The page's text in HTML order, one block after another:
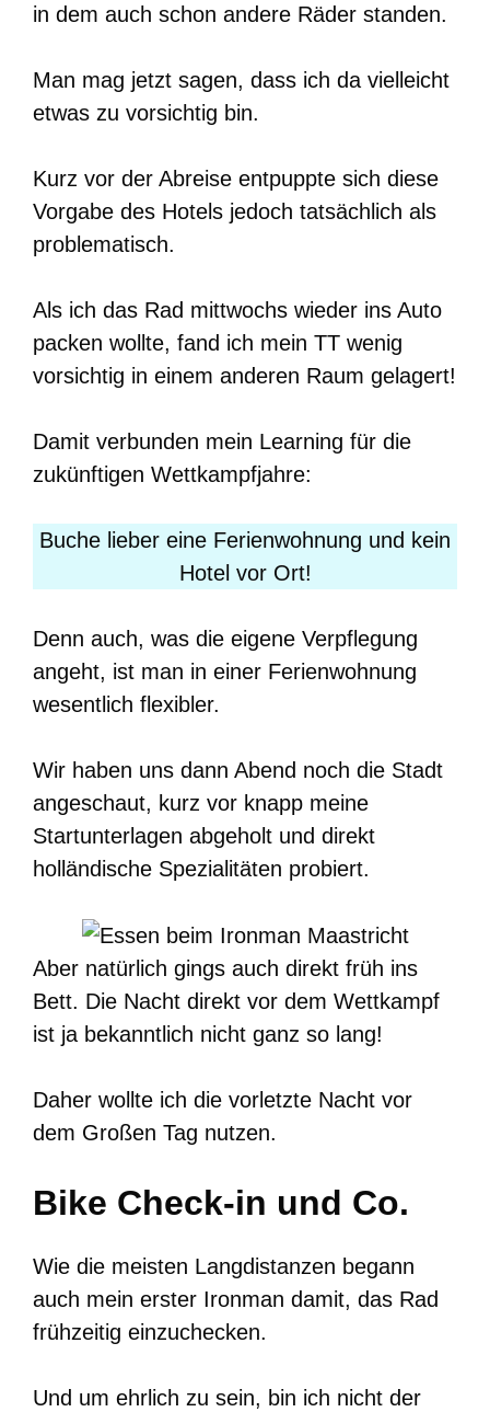
in dem auch schon andere Räder standen.
Man mag jetzt sagen, dass ich da vielleicht
etwas zu vorsichtig bin.
Kurz vor der Abreise entpuppte sich diese
Vorgabe des Hotels jedoch tatsächlich als
problematisch.
Als ich das Rad mittwochs wieder ins Auto
packen wollte, fand ich mein TT wenig
vorsichtig in einem anderen Raum gelagert!
Damit verbunden mein Learning für die
zukünftigen Wettkampfjahre:
Buche lieber eine Ferienwohnung und kein
Hotel vor Ort!
Denn auch, was die eigene Verpflegung
angeht, ist man in einer Ferienwohnung
wesentlich flexibler.
Wir haben uns dann Abend noch die Stadt
angeschaut, kurz vor knapp meine
Startunterlagen abgeholt und direkt
holländische Spezialitäten probiert.
Aber natürlich gings auch direkt früh ins
Bett. Die Nacht direkt vor dem Wettkampf
ist ja bekanntlich nicht ganz so lang!
Daher wollte ich die vorletzte Nacht vor
dem Großen Tag nutzen.
Bike Check-in und Co.
Wie die meisten Langdistanzen begann
auch mein erster Ironman damit, das Rad
frühzeitig einzuchecken.
Und um ehrlich zu sein, bin ich nicht der